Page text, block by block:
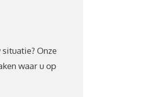
Onze
waar u op